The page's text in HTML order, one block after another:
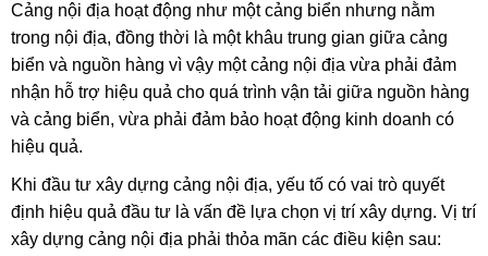
Cảng nội địa hoạt động như một cảng biển nhưng nằm
trong nội địa, đồng thời là một khâu trung gian giữa cảng
biển và nguồn hàng vì vậy một cảng nội địa vừa phải đảm
nhận hỗ trợ hiệu quả cho quá trình vận tải giữa nguồn hàng
và cảng biển, vừa phải đảm bảo hoạt động kinh doanh có
hiệu quả.
Khi đầu tư xây dựng cảng nội địa, yếu tố có vai trò quyết
định hiệu quả đầu tư là vấn đề lựa chọn vị trí xây dựng. Vị trí
xây dựng cảng nội địa phải thỏa mãn các điều kiện sau: